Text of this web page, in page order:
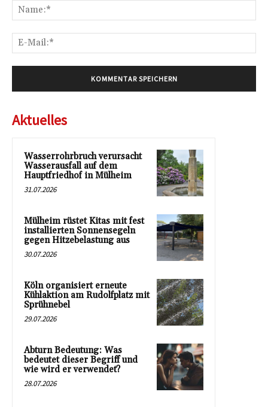
Aktuelles
Wasserrohrbruch verursacht
Wasserausfall auf dem
Hauptfriedhof in Mülheim
31.07.2026
Mülheim rüstet Kitas mit fest
installierten Sonnensegeln
gegen Hitzebelastung aus
30.07.2026
Köln organisiert erneute
Kühlaktion am Rudolfplatz mit
Sprühnebel
29.07.2026
Abturn Bedeutung: Was
bedeutet dieser Begriff und
wie wird er verwendet?
28.07.2026